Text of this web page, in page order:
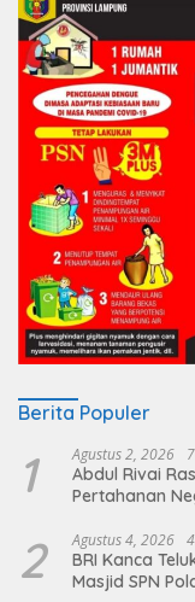
Berita Populer
1 Agustus 2, 2026
Abdul Rivai
Pertahanan
2 Agustus 4, 2026
BRI Kanca
Masjid SPN